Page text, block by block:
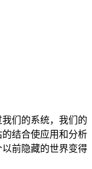
们的系统，我们的
结合使应用和分析
前隐藏的世界变得